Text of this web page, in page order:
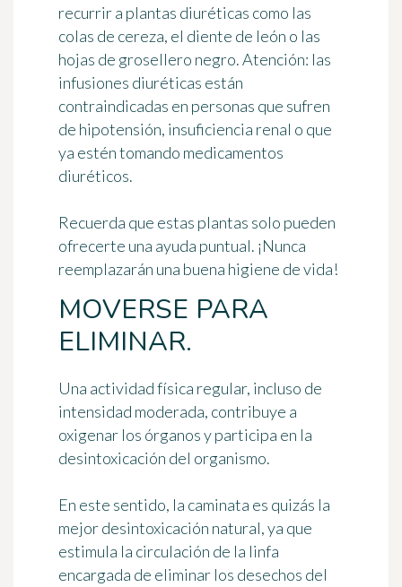
recurrir a plantas diuréticas como las
colas de cereza, el diente de león o las
hojas de grosellero negro. Atención: las
infusiones diuréticas están
contraindicadas en personas que sufren
de hipotensión, insuficiencia renal o que
ya estén tomando medicamentos
diuréticos.
Recuerda que estas plantas solo pueden
ofrecerte una ayuda puntual. ¡Nunca
reemplazarán una buena higiene de vida!
MOVERSE PARA
ELIMINAR.
Una actividad física regular, incluso de
intensidad moderada, contribuye a
oxigenar los órganos y participa en la
desintoxicación del organismo.
En este sentido, la caminata es quizás la
mejor desintoxicación natural, ya que
estimula la circulación de la linfa
encargada de eliminar los desechos del